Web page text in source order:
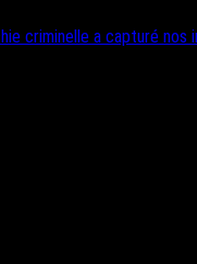
criminelle a capturé nos